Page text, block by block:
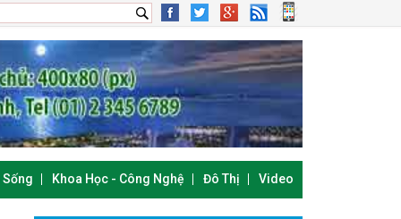
Khoa Học - Công Nghệ Đô Thị Video